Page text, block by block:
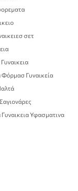
σετ
Φόρμασ Γυναικεία
Γυναικεια Υφασματινα